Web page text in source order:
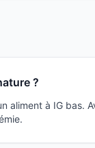
?
aliment à IG bas.